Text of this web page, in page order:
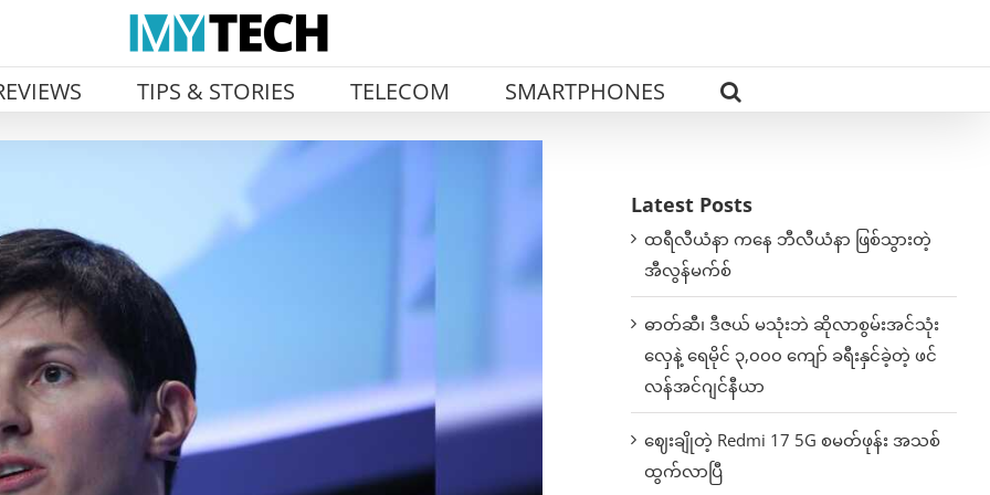
TIPS & STORIES TELECOM SMARTPHONES
Latest Posts
ထရီလီယံနာ ကနေ ဘီလီယံနာ ဖြစ်သွားတဲ့
အီလွန်မက်စ်
ဓာတ်ဆီ၊ ဒီဇယ် မသုံးဘဲ ဆိုလာစွမ်းအင်သုံး
လှေနဲ့ ရေမိုင် ၃,၀၀၀ ကျော် ခရီးနှင်ခဲ့တဲ့ ဖင်
လန်အင်ဂျင်နီယာ
ဈေးချိုတဲ့ Redmi 17 5G စမတ်ဖုန်း အသစ်
ထွက်လာပြီ